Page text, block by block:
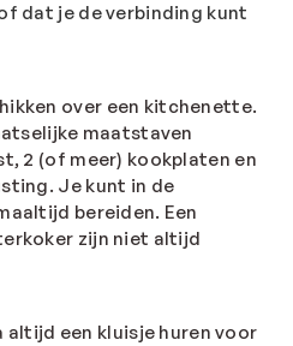
dat je de verbinding kunt
over een kitchenette.
maatstaven
2 (of meer) kookplaten en
Je kunt in de
bereiden. Een
zijn niet altijd
altijd een kluisje huren voor